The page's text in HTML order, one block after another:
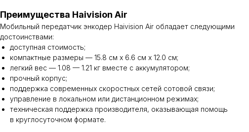
Преимущества Haivision Air
Мобильный передатчик энкодер Haivision Air обладает следующими
достоинствами:
доступная стоимость;
компактные размеры — 15.8 см x 6.6 см x 12.0 см;
легкий вес — 1.08 — 1.21 кг вместе с аккумулятором;
прочный корпус;
поддержка современных скоростных сетей сотовой связи;
управление в локальном или дистанционном режимах;
техническая поддержка производителя, оказывающая помощь
в круглосуточном формате.